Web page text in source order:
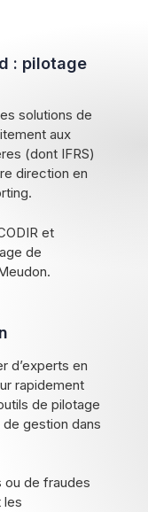
: pilotage
solutions de
aux
(dont IFRS)
direction en
et
de
d’experts en
rapidement
de pilotage
de gestion dans
ou de fraudes
les